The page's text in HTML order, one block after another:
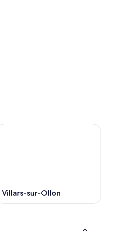
Villars-sur-Ollon